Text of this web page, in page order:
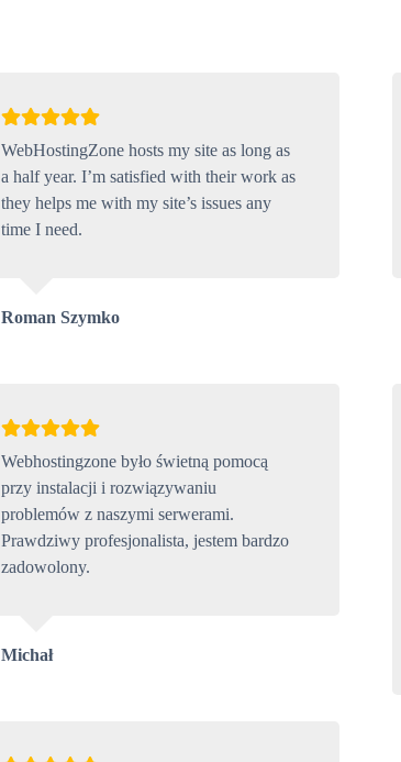
WebHostingZone hosts my site as long as
a half year. I’m satisfied with their work as
they helps me with my site’s issues any
time I need.
Roman Szymko
Webhostingzone było świetną pomocą
przy instalacji i rozwiązywaniu
problemów z naszymi serwerami.
Prawdziwy profesjonalista, jestem bardzo
zadowolony.
Michał